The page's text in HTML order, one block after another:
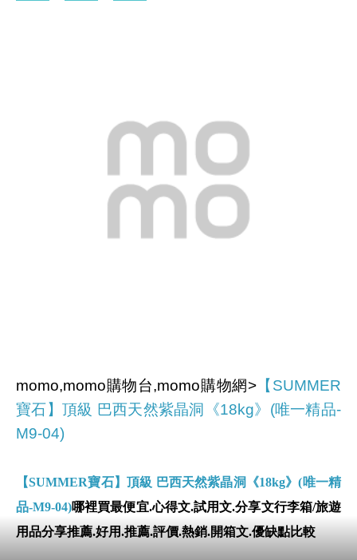
momo,momo購物台,momo購物網>【SUMMER
寶石】頂級 巴西天然紫晶洞《18kg》(唯一精品-
M9-04)
【SUMMER寶石】頂級 巴西天然紫晶洞《18kg》(唯一精
品-M9-04)哪裡買最便宜.心得文.試用文.分享文行李箱/旅遊
用品分享推薦.好用.推薦.評價.熱銷.開箱文.優缺點比較